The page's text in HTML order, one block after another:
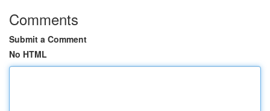
Comments
Submit a Comment
No HTML